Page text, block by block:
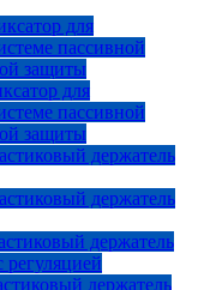
для
пассивной
защиты
для
пассивной
защиты
держатель
держатель
держатель
регуляцией
держатель